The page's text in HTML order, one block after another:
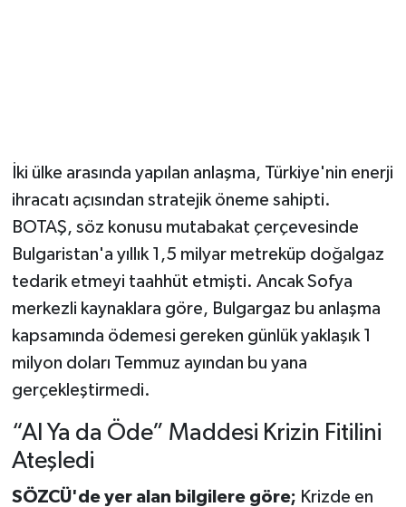
İki ülke arasında yapılan anlaşma, Türkiye'nin enerji
ihracatı açısından stratejik öneme sahipti.
BOTAŞ, söz konusu mutabakat çerçevesinde
Bulgaristan'a yıllık 1,5 milyar metreküp doğalgaz
tedarik etmeyi taahhüt etmişti. Ancak Sofya
merkezli kaynaklara göre, Bulgargaz bu anlaşma
kapsamında ödemesi gereken günlük yaklaşık 1
milyon doları Temmuz ayından bu yana
gerçekleştirmedi.
“Al Ya da Öde” Maddesi Krizin Fitilini
Ateşledi
SÖZCÜ'de yer alan bilgilere göre; Krizde en